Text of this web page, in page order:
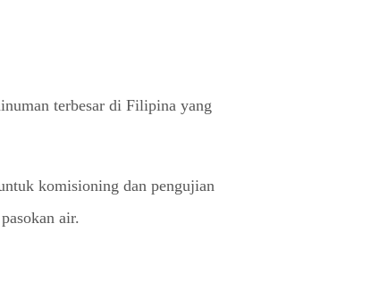
terbesar di Filipina yang
komisioning dan pengujian
air.